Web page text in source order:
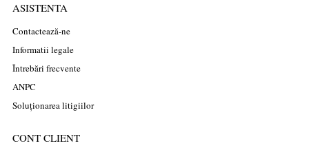
ASISTENTA
Contactează-ne
Informatii legale
Întrebări frecvente
ANPC
Soluționarea litigiilor
CONT CLIENT